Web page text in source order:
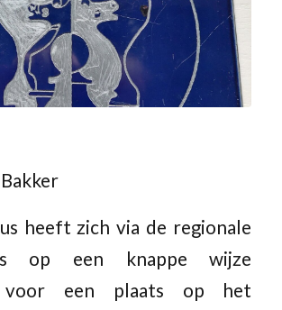
heeft zich via de regionale
op een knappe wijze
voor een plaats op het